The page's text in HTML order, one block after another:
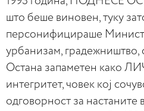
што беше виновен, туку
персонифицираше
урбанизам, градежништво,
Остана запаметен како
интегритет, човек кој
одговорност за настаните